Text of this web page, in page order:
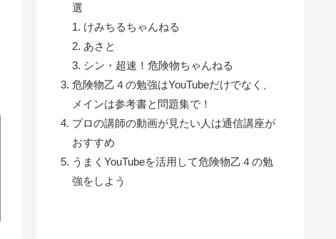
選
けみちるちゃんねる
あさと
シン・超速！危険物ちゃんねる
危険物乙４の勉強はYouTubeだけでなく、
メインは参考書と問題集で！
プロの講師の動画が見たい人は通信講座が
おすすめ
うまくYouTubeを活用して危険物乙４の勉
強をしよう